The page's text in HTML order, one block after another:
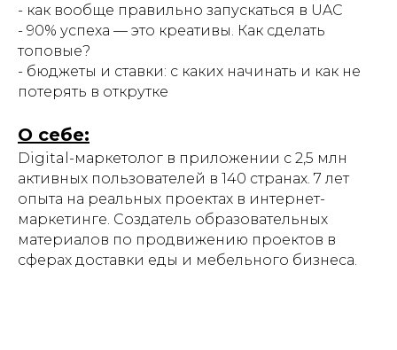
- как вообще правильно запускаться в UAC
- 90% успеха — это креативы. Как сделать
топовые?
- бюджеты и ставки: с каких начинать и как не
потерять в открутке
О себе:
Digital-маркетолог в приложении с 2,5 млн
активных пользователей в 140 странах. 7 лет
опыта на реальных проектах в интернет-
маркетинге. Создатель образовательных
материалов по продвижению проектов в
сферах доставки еды и мебельного бизнеса.